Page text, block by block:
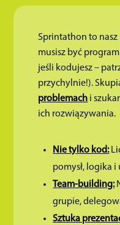
Sprintathon to
musisz być
jeśli kodujesz –
przychylnie!).
problemach i
ich rozwiązywania.
Nie tylko kod:
pomysł, logika
Team-building:
grupie,
Sztuka